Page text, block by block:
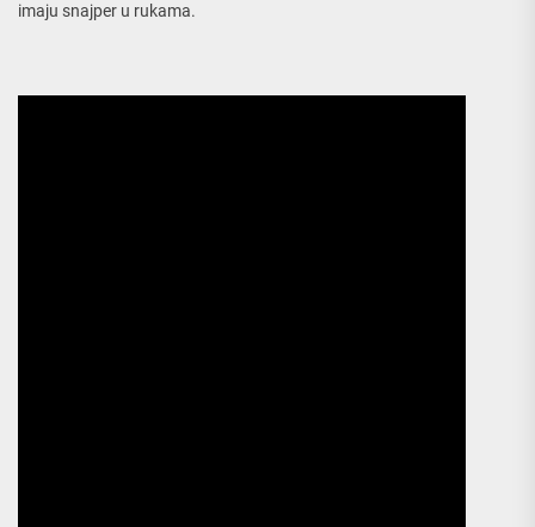
imaju snajper u rukama.